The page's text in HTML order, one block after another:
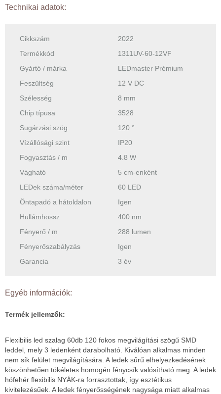
Technikai adatok:
Cikkszám
2022
Termékkód
1311UV-60-12VF
Gyártó / márka
LEDmaster Prémium
Feszültség
12 V DC
Szélesség
8 mm
Chip típusa
3528
Sugárzási szög
120 °
Vízállósági szint
IP20
Fogyasztás / m
4.8 W
Vágható
5 cm-enként
LEDek száma/méter
60 LED
Öntapadó a hátoldalon
Igen
Hullámhossz
400 nm
Fényerő / m
288 lumen
Fényerőszabályzás
Igen
Garancia
3 év
Egyéb információk:
Termék jellemzők:
Flexibilis led szalag 60db 120 fokos megvilágítási szögű SMD
leddel, mely 3 ledenként darabolható. Kiválóan alkalmas minden
nem sík felület megvilágítására. A ledek sűrű elhelyezkedésének
köszönhetően tökéletes homogén fénycsík valósítható meg. A ledek
hófehér flexibilis NYÁK-ra forrasztottak, így esztétikus
kivitelezésűek. A ledek fényerősségének nagysága miatt alkalmas